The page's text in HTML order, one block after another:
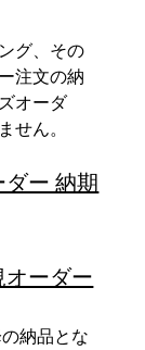
グ、その
注文の納
オーダ
せん。
ー 納期
ーダー
納品とな